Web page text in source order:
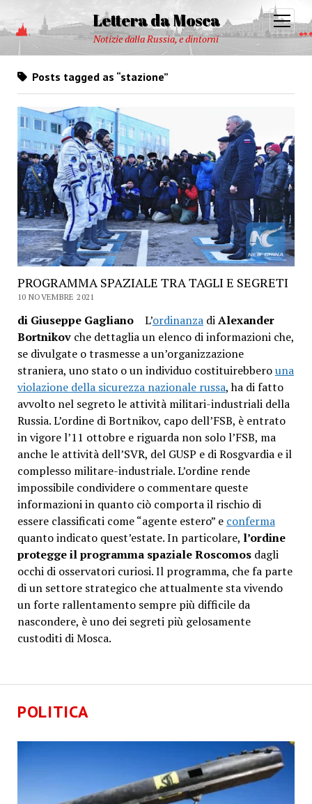
Lettera da Mosca
Notizie dalla Russia, e dintorni
open
menu
POLITICA
Posts tagged as “stazione”
PROGRAMMA SPAZIALE TRA TAGLI E SEGRETI
10 NOVEMBRE 2021
di Giuseppe GaglianoL’ordinanzadiAlexander
Bortnikovche dettaglia un elenco di informazioni che,
se divulgate o trasmesse a un’organizzazione
straniera, uno stato o un individuo costituirebberouna
violazione della sicurezza nazionale russa, ha di fatto
avvolto nel segreto le attività militari-industriali della
Russia. L’ordine di Bortnikov, capo dell’FSB, è entrato
in vigore l’11 ottobre e riguarda non solo l’FSB, ma
anche le attività dell’SVR, del GUSP e di Rosgvardia e il
complesso militare-industriale. L’ordine rende
impossibile condividere o commentare queste
informazioni in quanto ciò comporta il rischio di
essere classificati come “agente estero” e conferma
quanto indicato quest’estate. In particolare, l’ordine
protegge il programma spaziale Roscomosdagli
occhi di osservatori curiosi. Il programma, che fa parte
di un settore strategico che attualmente sta vivendo
un forte rallentamento sempre più difficile da
nascondere, è uno dei segreti più gelosamente
custoditi di Mosca.